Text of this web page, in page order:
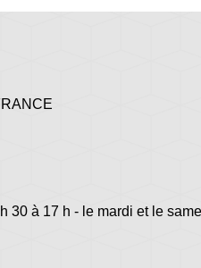
30 à 17 h - le mardi et le